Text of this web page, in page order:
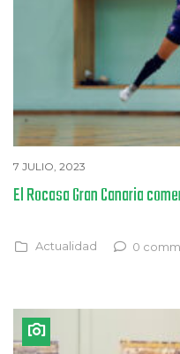
7 JULIO, 2023
El Rocasa Gran Canaria
Actualidad 0